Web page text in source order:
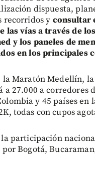
dispuesta,
recorridos y consultar
las vías a través de
y los paneles de
en los principales
la Maratón Medellín,
27.000 a corredores
y 45 países en
todas con cupos
participación
Bogotá,